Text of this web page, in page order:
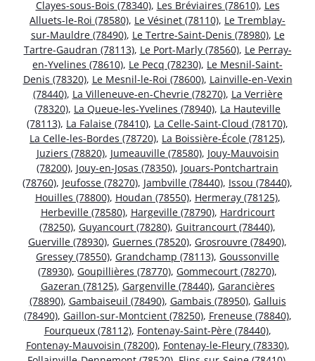
Clayes-sous-Bois (78340), Les Bréviaires (78610), Les
Alluets-le-Roi (78580), Le Vésinet (78110), Le Tremblay-
sur-Mauldre (78490), Le Tertre-Saint-Denis (78980), Le
Tartre-Gaudran (78113), Le Port-Marly (78560), Le Perray-
en-Yvelines (78610), Le Pecq (78230), Le Mesnil-Saint-
Denis (78320), Le Mesnil-le-Roi (78600), Lainville-en-Vexin
(78440), La Villeneuve-en-Chevrie (78270), La Verrière
(78320), La Queue-les-Yvelines (78940), La Hauteville
(78113), La Falaise (78410), La Celle-Saint-Cloud (78170),
La Celle-les-Bordes (78720), La Boissière-École (78125),
Juziers (78820), Jumeauville (78580), Jouy-Mauvoisin
(78200), Jouy-en-Josas (78350), Jouars-Pontchartrain
(78760), Jeufosse (78270), Jambville (78440), Issou (78440),
Houilles (78800), Houdan (78550), Hermeray (78125),
Herbeville (78580), Hargeville (78790), Hardricourt
(78250), Guyancourt (78280), Guitrancourt (78440),
Guerville (78930), Guernes (78520), Grosrouvre (78490),
Gressey (78550), Grandchamp (78113), Goussonville
(78930), Goupillières (78770), Gommecourt (78270),
Gazeran (78125), Gargenville (78440), Garancières
(78890), Gambaiseuil (78490), Gambais (78950), Galluis
(78490), Gaillon-sur-Montcient (78250), Freneuse (78840),
Fourqueux (78112), Fontenay-Saint-Père (78440),
Fontenay-Mauvoisin (78200), Fontenay-le-Fleury (78330),